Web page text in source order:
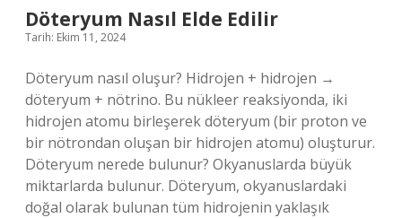
Döteryum Nasıl Elde Edilir
Tarih: Ekim 11, 2024
Döteryum nasıl oluşur? Hidrojen + hidrojen →
döteryum + nötrino. Bu nükleer reaksiyonda, iki
hidrojen atomu birleşerek döteryum (bir proton ve
bir nötrondan oluşan bir hidrojen atomu) oluşturur.
Döteryum nerede bulunur? Okyanuslarda büyük
miktarlarda bulunur. Döteryum, okyanuslardaki
doğal olarak bulunan tüm hidrojenin yaklaşık